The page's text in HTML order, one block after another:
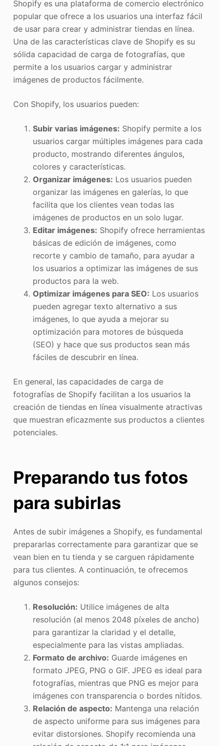
Shopify es una plataforma de comercio electrónico
popular que ofrece a los usuarios una interfaz fácil
de usar para crear y administrar tiendas en línea.
Una de las características clave de Shopify es su
sólida capacidad de carga de fotografías, que
permite a los usuarios cargar y administrar
imágenes de productos fácilmente.
Con Shopify, los usuarios pueden:
Subir varias imágenes: Shopify permite a los
usuarios cargar múltiples imágenes para cada
producto, mostrando diferentes ángulos,
colores y características.
Organizar imágenes: Los usuarios pueden
organizar las imágenes en galerías, lo que
facilita que los clientes vean todas las
imágenes de productos en un solo lugar.
Editar imágenes: Shopify ofrece herramientas
básicas de edición de imágenes, como
recorte y cambio de tamaño, para ayudar a
los usuarios a optimizar las imágenes de sus
productos para la web.
Optimizar imágenes para SEO: Los usuarios
pueden agregar texto alternativo a sus
imágenes, lo que ayuda a mejorar su
optimización para motores de búsqueda
(SEO) y hace que sus productos sean más
fáciles de descubrir en línea.
En general, las capacidades de carga de
fotografías de Shopify facilitan a los usuarios la
creación de tiendas en línea visualmente atractivas
que muestran eficazmente sus productos a clientes
potenciales.
Preparando tus fotos
para subirlas
Antes de subir imágenes a Shopify, es fundamental
prepararlas correctamente para garantizar que se
vean bien en tu tienda y se carguen rápidamente
para tus clientes. A continuación, te ofrecemos
algunos consejos:
Resolución: Utilice imágenes de alta
resolución (al menos 2048 píxeles de ancho)
para garantizar la claridad y el detalle,
especialmente para las vistas ampliadas.
Formato de archivo: Guarde imágenes en
formato JPEG, PNG o GIF. JPEG es ideal para
fotografías, mientras que PNG es mejor para
imágenes con transparencia o bordes nítidos.
Relación de aspecto: Mantenga una relación
de aspecto uniforme para sus imágenes para
evitar distorsiones. Shopify recomienda una